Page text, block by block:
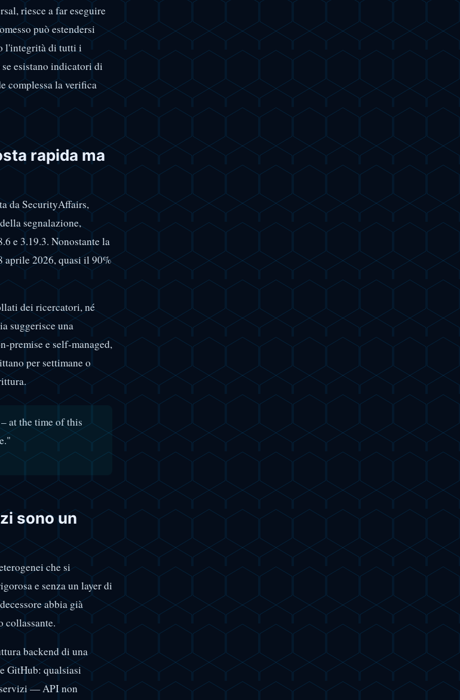
riesce a far eseguire
può estendersi
l'integrità di tutti i
esistano indicatori di
complessa la verifica
rapida ma
da SecurityAffairs,
segnalazione,
e 3.19.3. Nonostante la
aprile 2026, quasi il 90%
dei ricercatori, né
suggerisce una
premise e self-managed,
per settimane o
at the time of this
sono un
che si
e senza un layer di
abbia già
collassante.
backend di una
GitHub: qualsiasi
— API non